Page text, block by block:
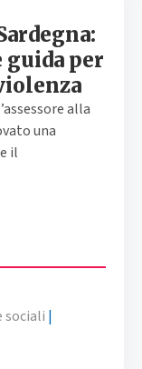
guida per
alla
una
il
sociali |